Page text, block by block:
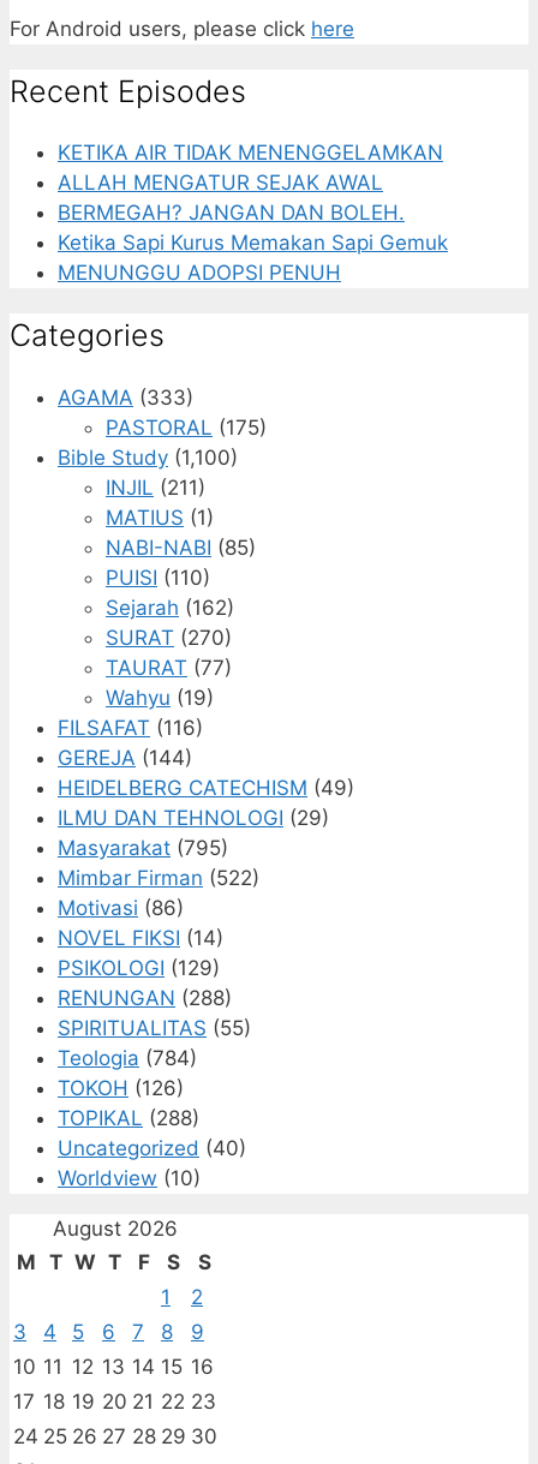
For Android users, please click here
Recent Episodes
KETIKA AIR TIDAK MENENGGELAMKAN
ALLAH MENGATUR SEJAK AWAL
BERMEGAH? JANGAN DAN BOLEH.
Ketika Sapi Kurus Memakan Sapi Gemuk
MENUNGGU ADOPSI PENUH
Categories
AGAMA (333)
PASTORAL (175)
Bible Study (1,100)
INJIL (211)
MATIUS (1)
NABI-NABI (85)
PUISI (110)
Sejarah (162)
SURAT (270)
TAURAT (77)
Wahyu (19)
FILSAFAT (116)
GEREJA (144)
HEIDELBERG CATECHISM (49)
ILMU DAN TEHNOLOGI (29)
Masyarakat (795)
Mimbar Firman (522)
Motivasi (86)
NOVEL FIKSI (14)
PSIKOLOGI (129)
RENUNGAN (288)
SPIRITUALITAS (55)
Teologia (784)
TOKOH (126)
TOPIKAL (288)
Uncategorized (40)
Worldview (10)
August 2026
M T W T F S
S
1
2
3
4 5 6 7 8
9
10 11 12 13 14 15 16
17 18 19 20 21 22 23
24 25 26 27 28 29 30